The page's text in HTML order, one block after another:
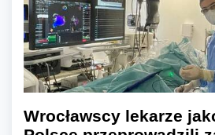
Wrocławscy lekarze